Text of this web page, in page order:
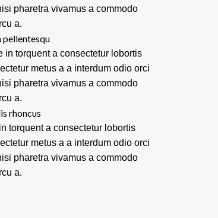
pharetra vivamus a commodo
a.
pellentesqu
in torquent a consectetur lobortis
metus a a interdum odio orci
pharetra vivamus a commodo
a.
rhoncus
torquent a consectetur lobortis
metus a a interdum odio orci
pharetra vivamus a commodo
a.